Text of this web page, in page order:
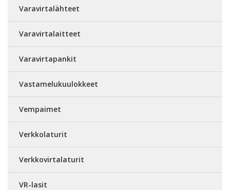
Varavirtalähteet
Varavirtalaitteet
Varavirtapankit
Vastamelukuulokkeet
Vempaimet
Verkkolaturit
Verkkovirtalaturit
VR-lasit